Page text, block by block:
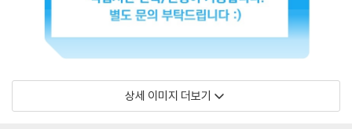
상세 이미지 더보기